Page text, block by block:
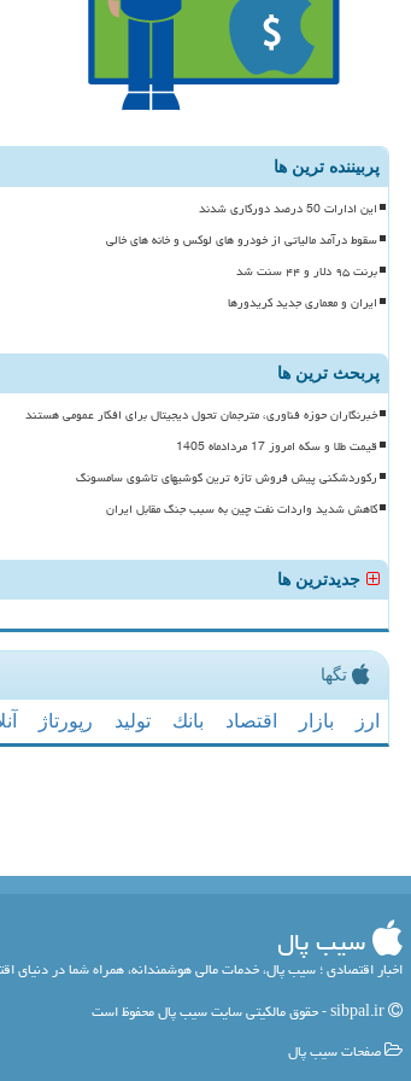
پربیننده ترین ها
این ادارات 50 درصد دورکاری شدند
سقوط درآمد مالیاتی از خودرو های لوکس و خانه های خالی
برنت ۹۵ دلار و ۴۴ سنت شد
ایران و معماری جدید کریدورها
پربحث ترین ها
خبرنگاران حوزه فناوری، مترجمان تحول دیجیتال برای افکار عمومی هستند
قیمت طلا و سکه امروز 17 مردادماه 1405
رکوردشکنی پیش فروش تازه ترین گوشیهای تاشوی سامسونگ
کاهش شدید واردات نفت چین به سبب جنگ مقابل ایران
جدیدترین ها
تگها
ارز بازار اقتصاد بانك تولید رپورتاژ
سیب پال
اخبار اقتصادی ؛ سیب پال، خدمات مالی هوشمندانه، همراه شما در دنیای
صفحات سیب پال